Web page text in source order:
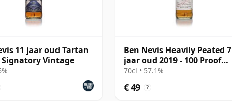
11 jaar oud Tartan
Signatory Vintage
Ben Nevis Heavily Peated 7
jaar oud 2019 - 100 Proof
Edition #75
70cl • 57.1%
€ 49 ?